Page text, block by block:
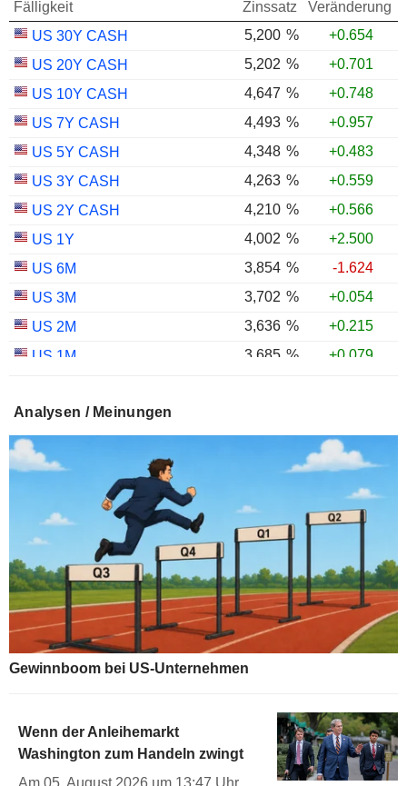
Fälligkeit Zinssatz
Veränderung
US 30Y CASH
5,200 %
+0.654
US 20Y CASH
5,202 %
+0.701
US 10Y CASH
4,647 %
+0.748
US 7Y CASH
4,493 %
+0.957
US 5Y CASH
4,348 %
+0.483
US 3Y CASH
4,263 %
+0.559
US 2Y CASH
4,210 %
+0.566
US 1Y
4,002 %
+2.500
US 6M
3,854 %
-1.624
US 3M
3,702 %
+0.054
US 2M
3,636 %
+0.215
US 1M
3,685 %
+0.079
US 10Y INFLATION INDEXED
US 5Y INFLATION INDEXED
+2.034
Analysen / Meinungen
Gewinnboom bei US-Unternehmen
Wenn der Anleihemarkt
Washington zum Handeln zwingt